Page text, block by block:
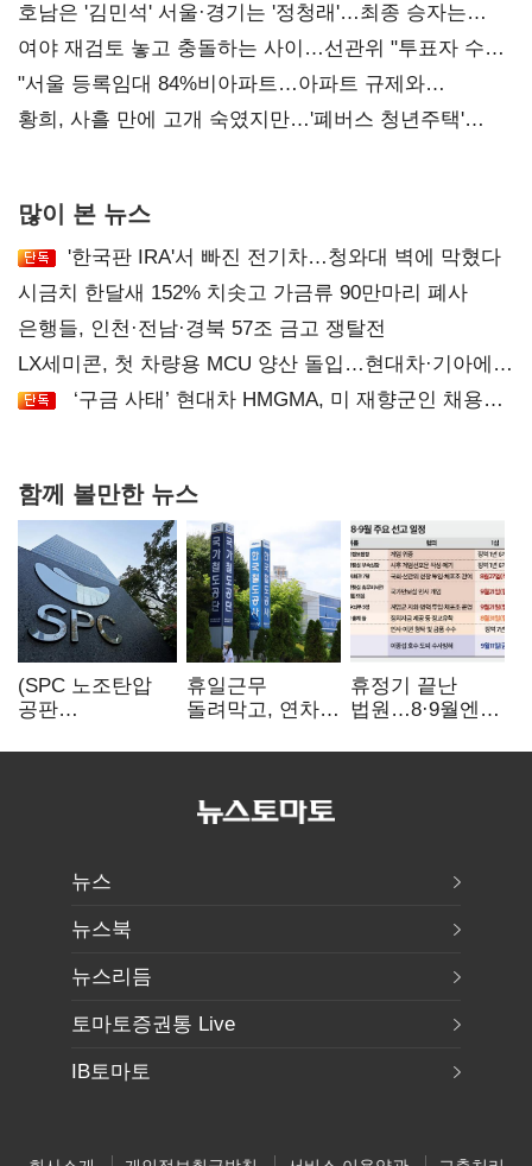
52시간까지 '뇌관'
호남은 '김민석' 서울·경기는 '정청래'…최종 승자는
'안갯속'
여야 재검토 놓고 충돌하는 사이…선관위 "투표자 수
오차 당연"
"서울 등록임대 84%비아파트…아파트 규제와
달리해야"
황희, 사흘 만에 고개 숙였지만…'폐버스 청년주택'
많이 본 뉴스
'한국판 IRA'서 빠진 전기차…청와대 벽에 막혔다
시금치 한달새 152% 치솟고 가금류 90만마리 폐사
은행들, 인천·전남·경북 57조 금고 쟁탈전
LX세미콘, 첫 차량용 MCU 양산 돌입…현대차·기아에
공급
‘구금 사태’ 현대차 HMGMA, 미 재향군인 채용
함께 볼만한 뉴스
(SPC 노조탄압
공판
도 책임 안 지는
휴일근무
돌려막고, 연차도
승무현장의
52시간'
휴정기 끝난
법원…8·9월엔
'줄선고' 예정
뉴스
뉴스북
뉴스리듬
토마토증권통 Live
IB토마토